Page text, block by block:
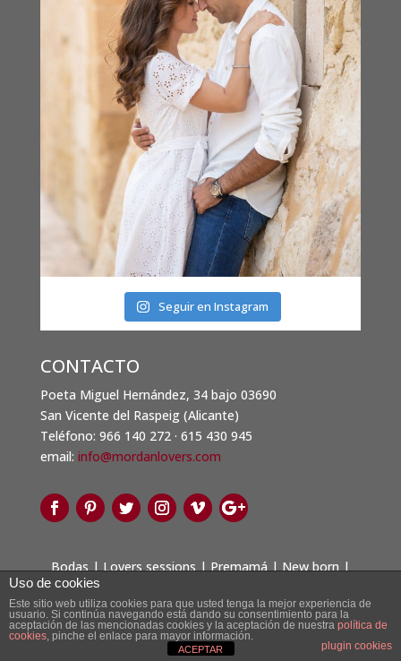
Seguir en Instagram
CONTACTO
Poeta Miguel Hernández, 34 bajo 03690
San Vicente del Raspeig (Alicante)
Teléfono: 966 140 272 · 615 430 945
email: info@mordanlovers.com
Bodas|Lovers sessions|Premamá|New born|
Comuniones
Diseñado porElegant Themes| Desarrollado por
WordPress
Uso de cookies
Este sitio web utiliza cookies para que usted tenga la mejor experiencia de
usuario. Si continúa navegando está dando su consentimiento para la
aceptación de las mencionadas cookies y la aceptación de nuestra política de
cookies, pinche el enlace para mayor información.
plugin cookies
ACEPTAR